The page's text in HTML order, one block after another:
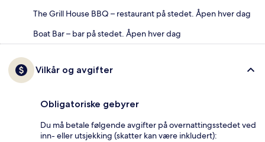
The Grill House BBQ – restaurant på stedet. Åpen hver dag
Boat Bar – bar på stedet. Åpen hver dag
Vilkår og avgifter
Obligatoriske gebyrer
Du må betale følgende avgifter på overnattingsstedet ved
inn- eller utsjekking (skatter kan være inkludert):